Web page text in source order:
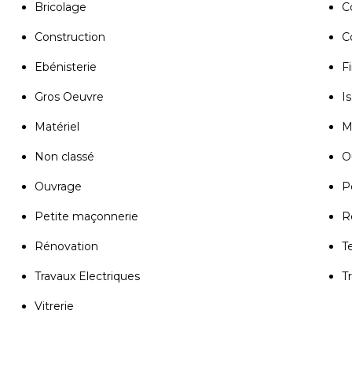
Bricolage
Construction
Ebénisterie
Gros Oeuvre
Matériel
Non classé
Ouvrage
Petite maçonnerie
Rénovation
Travaux Electriques
Vitrerie